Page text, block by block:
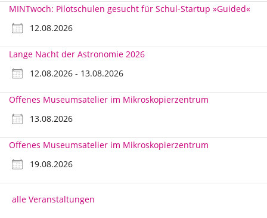
MINTwoch: Pilotschulen gesucht für Schul-Startup »Guided«
12.08.2026
Lange Nacht der Astronomie 2026
12.08.2026 - 13.08.2026
Offenes Museumsatelier im Mikroskopierzentrum
13.08.2026
Offenes Museumsatelier im Mikroskopierzentrum
19.08.2026
alle Veranstaltungen